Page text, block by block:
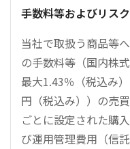
手数料等およびリス
当社で取扱う商品等
の手数料等（国内株
最大1.43％（税込み
円（税込み））の売
ごとに設定された購
び運用管理費用（信